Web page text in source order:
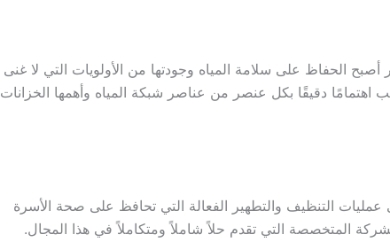
الحفاظ على سلامة المياه وجودتها من الأولويات التي لا غنى
اهتمامًا دقيقًا بكل عنصر من عناصر شبكة المياه وأهمها الخزانات
عمليات التنظيف والتطهير الفعالة التي تحافظ على صحة الأسرة
المتخصصة التي تقدم حلاً شاملاً ومتكاملاً في هذا المجال.